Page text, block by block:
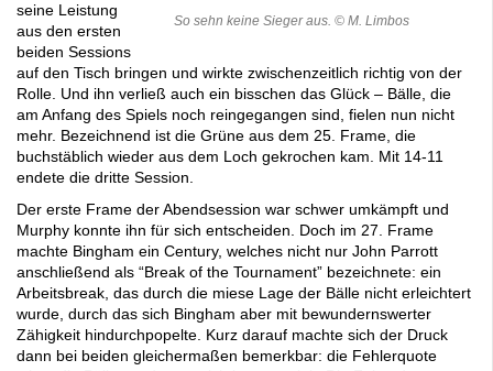
So sehn keine Sieger aus. © M. Limbos
seine Leistung
aus den ersten
beiden Sessions
auf den Tisch bringen und wirkte zwischenzeitlich richtig von der
Rolle. Und ihn verließ auch ein bisschen das Glück – Bälle, die
am Anfang des Spiels noch reingegangen sind, fielen nun nicht
mehr. Bezeichnend ist die Grüne aus dem 25. Frame, die
buchstäblich wieder aus dem Loch gekrochen kam. Mit 14-11
endete die dritte Session.
Der erste Frame der Abendsession war schwer umkämpft und
Murphy konnte ihn für sich entscheiden. Doch im 27. Frame
machte Bingham ein Century, welches nicht nur John Parrott
anschließend als “Break of the Tournament” bezeichnete: ein
Arbeitsbreak, das durch die miese Lage der Bälle nicht erleichtert
wurde, durch das sich Bingham aber mit bewundernswerter
Zähigkeit hindurchpopelte. Kurz darauf machte sich der Druck
dann bei beiden gleichermaßen bemerkbar: die Fehlerquote